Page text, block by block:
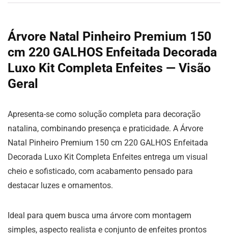
Árvore Natal Pinheiro Premium 150
cm 220 GALHOS Enfeitada Decorada
Luxo Kit Completa Enfeites — Visão
Geral
Apresenta-se como solução completa para decoração
natalina, combinando presença e praticidade. A Árvore
Natal Pinheiro Premium 150 cm 220 GALHOS Enfeitada
Decorada Luxo Kit Completa Enfeites entrega um visual
cheio e sofisticado, com acabamento pensado para
destacar luzes e ornamentos.
Ideal para quem busca uma árvore com montagem
simples, aspecto realista e conjunto de enfeites prontos